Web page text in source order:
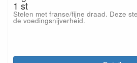
1 st
Stelen met franse/fijne draad. Deze
de voedingsnijverheid.